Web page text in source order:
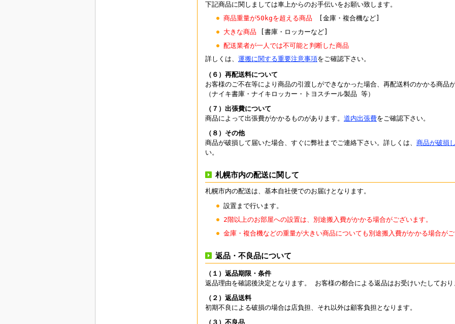
下記商品に関しましては車上からのお手伝いをお願い致します。
商品重量が50kgを超える商品 [金庫・複合機など]
大きな商品 [書庫・ロッカーなど]
配送業者が一人では不可能と判断した商品
詳しくは、 運搬に関する重要注意事項をご確認下さい。
（６）再配送料について
お客様のご不在等により商品の引渡しができなかった場合、再配送料のかかる商品が
（ナイキ書庫・ナイキロッカー・トヨスチール製品 等）
（７）出張費について
商品によって出張費がかかるものがあります。 道内出張費をご確認下さい。
（８）その他
商品が破損して届いた場合、すぐに弊社までご連絡下さい。詳しくは、 商品が破損
い。
札幌市内の配送に関して
札幌市内の配送は、基本自社便でのお届けとなります。
設置まで行います。
2階以上のお部屋への設置は、別途搬入費がかかる場合がございます。
金庫・複合機などの重量が大きい商品についても別途搬入費がかかる場合が
返品・不良品について
（１）返品期限・条件
返品理由を確認後決定となります。 お客様の都合による返品はお受けいたしており
（２）返品送料
初期不良による破損の場合は店負担、それ以外は顧客負担となります。
（３）不良品